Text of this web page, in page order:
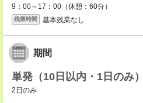
9：00～17：00（休憩：60分）
残業時間 基本残業なし
期間
単発（10日以内・1日のみ）
2日のみ